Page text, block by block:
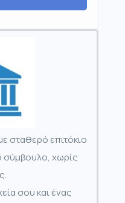
σταθερό επιτόκιο
χωρίς
σου και ένας